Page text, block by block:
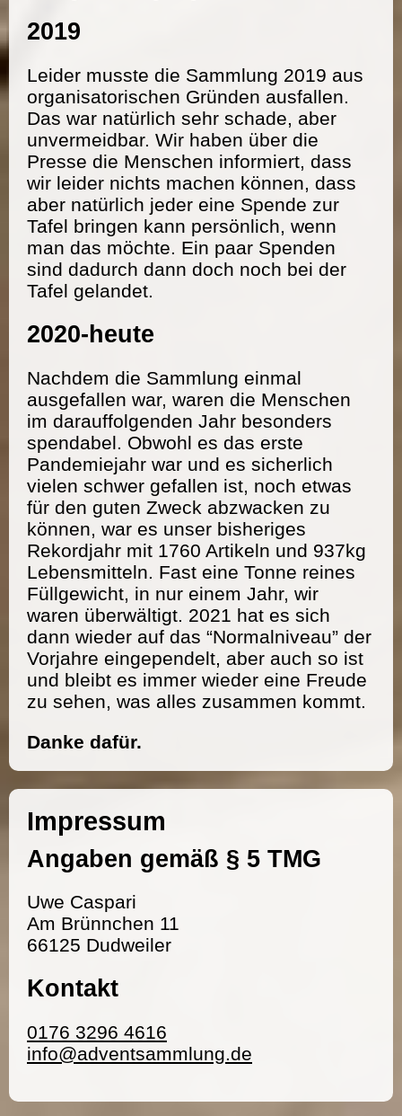
2019
Leider musste die Sammlung 2019 aus
organisatorischen Gründen ausfallen.
Das war natürlich sehr schade, aber
unvermeidbar. Wir haben über die
Presse die Menschen informiert, dass
wir leider nichts machen können, dass
aber natürlich jeder eine Spende zur
Tafel bringen kann persönlich, wenn
man das möchte. Ein paar Spenden
sind dadurch dann doch noch bei der
Tafel gelandet.
2020-heute
Nachdem die Sammlung einmal
ausgefallen war, waren die Menschen
im darauffolgenden Jahr besonders
spendabel. Obwohl es das erste
Pandemiejahr war und es sicherlich
vielen schwer gefallen ist, noch etwas
für den guten Zweck abzwacken zu
können, war es unser bisheriges
Rekordjahr mit 1760 Artikeln und 937kg
Lebensmitteln. Fast eine Tonne reines
Füllgewicht, in nur einem Jahr, wir
waren überwältigt. 2021 hat es sich
dann wieder auf das “Normalniveau” der
Vorjahre eingependelt, aber auch so ist
und bleibt es immer wieder eine Freude
zu sehen, was alles zusammen kommt.
Danke dafür.
Impressum
Angaben gemäß § 5 TMG
Uwe Caspari
Am Brünnchen 11
66125 Dudweiler
Kontakt
0176 3296 4616
info@adventsammlung.de